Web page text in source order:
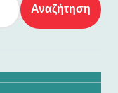
Αναζήτηση